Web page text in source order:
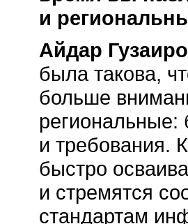
и
Айдар
была такова,
больше
и требования.
быстро
и стремятся
стандартам